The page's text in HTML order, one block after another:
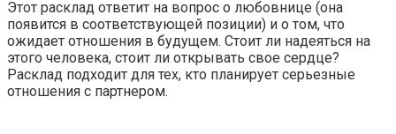
Этот расклад ответит на вопрос о любовнице (она
появится в соответствующей позиции) и о том, что
ожидает отношения в будущем. Стоит ли надеяться на
этого человека, стоит ли открывать свое сердце?
Расклад подходит для тех, кто планирует серьезные
отношения с партнером.